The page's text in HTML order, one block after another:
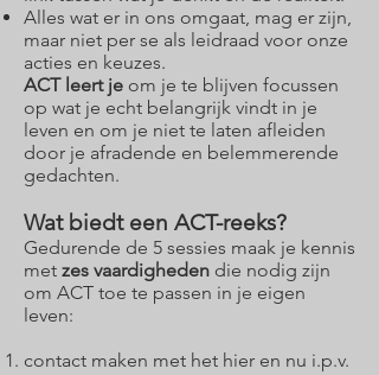
Alles wat er in ons omgaat, mag er zijn,
maar niet per se als leidraad voor onze
acties en keuzes.
ACT leert je om je te blijven focussen
op wat je echt belangrijk vindt in je
leven en om je niet te laten afleiden
door je afradende en belemmerende
gedachten.
Wat biedt een ACT-reeks?
Gedurende de 5 sessies maak je kennis
met zes vaardigheden die nodig zijn
om ACT toe te passen in je eigen
leven:
contact maken met het hier en nu i.p.v.